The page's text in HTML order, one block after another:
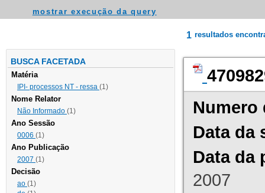
mostrar execução da query
BUSCA FACETADA
Matéria
IPI- processos NT - ressa (1)
Nome Relator
Não Informado (1)
Ano Sessão
0006 (1)
Ano Publicação
2007 (1)
Decisão
ao (1)
1 resultados
Numero
Data da
Data da
2007